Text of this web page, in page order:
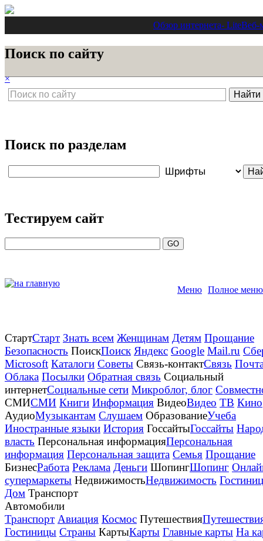
Обзор интернета- LiteВеб-
Поиск по сайту
×
Поиск по разделам
Тестируем сайт
Меню Полное меню
СтартСтарт Знать всем Женщинам Детям Прощание
Безопасность ПоискПоиск Яндекс Google Mail.ru
Microsoft Каталоги Советы Связь-контактСвязь
Облака Посылки Обратная связь Социальный
интернетСоциальные сети Микроблог, блог
СМИСМИ Книги Информация ВидеоВидео TB Кино
АудиоМузыкантам Слушаем ОбразованиеУчеба
Иностранные языки История ГоссайтыГоссайты
власть Персональная информацияПерсональная
информация Персональная защита Семья Прощание
БизнесРабота Реклама Деньги ШопингШопинг
супермаркеты НедвижимостьНедвижимость
Дом Транспорт
Автомобили
Транспорт Авиация Космос Путешествия
Гостиницы Страны КартыКарты Главные карты На